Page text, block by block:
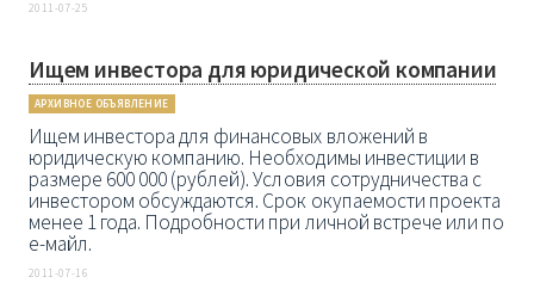
2011-07-25
Ищем инвестора для юридической компании
АРХИВНОЕ ОБЪЯВЛЕНИЕ
Ищем инвестора для финансовых вложений в
юридическую компанию. Необходимы инвестиции в
размере 600 000 (рублей). Условия сотрудничества с
инвестором обсуждаются. Срок окупаемости проекта
менее 1 года. Подробности при личной встрече или по
е-майл.
2011-07-16